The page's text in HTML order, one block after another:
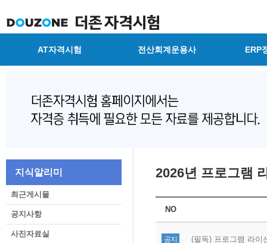
AT자격시험 전산회계운용사 ERP
지식알리미
최근게시물
공지사항
사진자료실
2026년 프로그램
NO
공지 (필독) 프로그램 라이